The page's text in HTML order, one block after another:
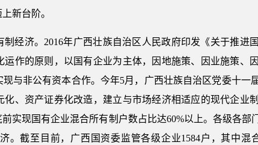
新台阶。
经济。2016年广西壮族自治区人民政府印发《关于推进
作的原则，以国有企业为主体，因地施策、因业施策、
与非公有资本合作。今年5月，广西壮族自治区党委十一
、资产证券化改造，建立与市场经济相适应的现代企业
实现国有企业混合所有制户数占比达60%以上。各级各部
。截至目前，广西国资委监管各级企业1584户，其中混